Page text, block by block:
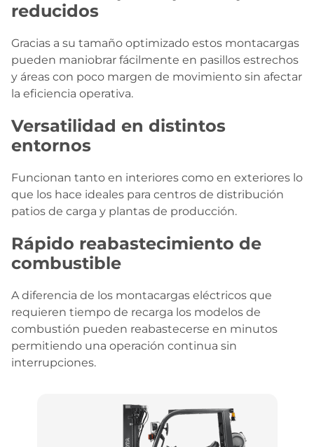
reducidos
Gracias a su tamaño optimizado estos montacargas
pueden maniobrar fácilmente en pasillos estrechos
y áreas con poco margen de movimiento sin afectar
la eficiencia operativa.
Versatilidad en distintos
entornos
Funcionan tanto en interiores como en exteriores lo
que los hace ideales para centros de distribución
patios de carga y plantas de producción.
Rápido reabastecimiento de
combustible
A diferencia de los montacargas eléctricos que
requieren tiempo de recarga los modelos de
combustión pueden reabastecerse en minutos
permitiendo una operación continua sin
interrupciones.